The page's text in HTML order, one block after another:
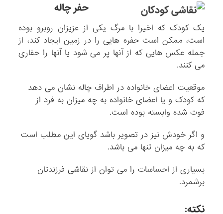
حفر چاله
یک کودک که اخیرا با مرگ یکی از عزیزان روبرو بوده
است، ممکن است حفره هایی را در زمین ایجاد کند، از
جمله عکس هایی که از آنها پر می شود یا آنها را حفاری
می کنند.
موقعیت اعضای خانواده در اطراف چاله نشان می دهد
که کودک و یا اعضای خانواده به چه میزان به فرد از
فوت شده وابسته بوده است.
و اگر خودش نیز در تصویر باشد گویای این مطلب است
که به چه میزان تنها می باشد.
بسیاری از احساسات را می توان از نقاشی فرزندتان
برشمرد.
نکته: